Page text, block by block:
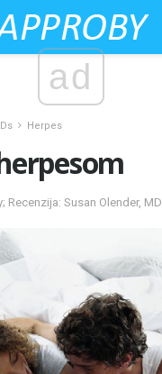
ad
Herpes
Recenzija: Susan Olender, MD